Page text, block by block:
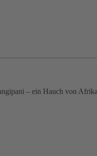
– ein Hauch von